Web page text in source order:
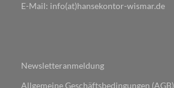
E-Mail: info(at)hansekontor-wismar.de
Newsletteranmeldung
Allgemeine Geschäftsbedingungen (AGB)